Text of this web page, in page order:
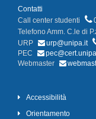
Contatti
Call center studenti
Telefono Amm. C.le di
URP
urp@unipa.it
PEC
Webmaster
Accessibilità
Orientamento